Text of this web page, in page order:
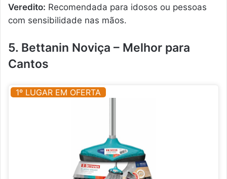
Veredito: Recomendada para idosos ou pessoas
com sensibilidade nas mãos.
5. Bettanin Noviça – Melhor para
Cantos
1º LUGAR EM OFERTA